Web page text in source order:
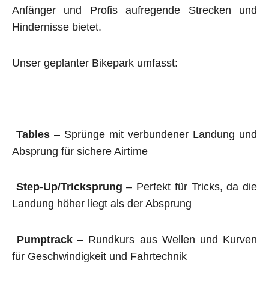
Anfänger und Profis aufregende Strecken und
Hindernisse bietet.
Unser geplanter Bikepark umfasst:
Tables – Sprünge mit verbundener Landung und
Absprung für sichere Airtime
Step-Up/Tricksprung – Perfekt für Tricks, da die
Landung höher liegt als der Absprung
Pumptrack – Rundkurs aus Wellen und Kurven
für Geschwindigkeit und Fahrtechnik